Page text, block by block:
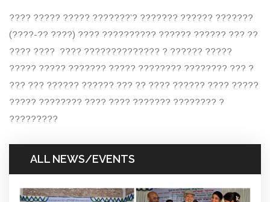
???? ????? ????? ???????’? ??????? ?????? ???????
(????-?? ????) ???? ?????????? ?????? ?????? ??? ??
???? ???? ???? ?????????????? ? ?????? ?????
????? ????? ??????? ????? ???????? ???????? ??? ?
??? ??? ?????? ?????? ??? ?? ???? ?????? ???? ?????
????? ???????? ???? ???? ??????? ???????? ?
?????????
ALL NEWS/EVENTS